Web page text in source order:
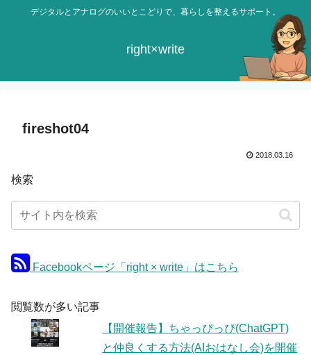
デジタルとアナログのいいとこどりで、暮らしを整えるサポート。
right×write
fireshot04
2018.03.16
検索
Facebookページ「right × write」はこちら
閲覧数が多い記事
【開催報告】ちゃっぴっぴ(ChatGPT)
と仲良くする方法(AIおはなし会)を開催